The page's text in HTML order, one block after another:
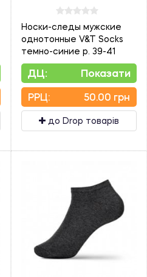
Носки-следы мужские
однотонные V&T Socks
темно-синие р. 39-41
ДЦ: Показати
PPЦ: 50.00 грн
до Drop товарів